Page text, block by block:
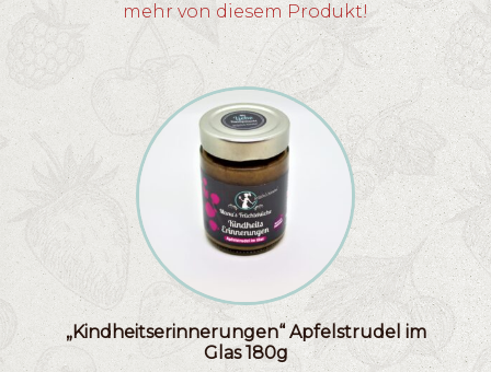
mehr von diesem Produkt!
„Kindheitserinnerungen“ Apfelstrudel im
Glas 180g